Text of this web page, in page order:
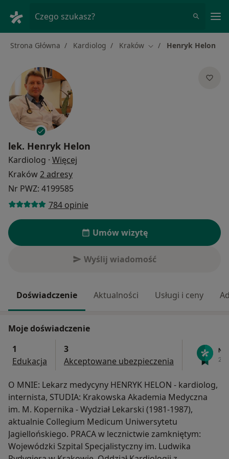
Czego szukasz?
Strona Główna Kardiolog Kraków Zmień miasto
Henryk Helon
lek. Henryk Helon
Kardiolog · Więcej
Kraków2 adresy
Nr PWZ: 4199585
784 opinie
Umów wizytę
Wyślij wiadomość
Doświadczenie Aktualności Usługi i ceny
Moje doświadczenie
1
Edukacja
3
Akceptowane ubezpieczenia
O MNIE: Lekarz medycyny HENRYK HELON - kardiolog,
internista, STUDIA: Krakowska Akademia Medyczna
im. M. Kopernika - Wydział Lekarski (1981-1987),
aktualnie Collegium Medicum Uniwersytetu
Jagiellońskiego. PRACA w lecznictwie zamkniętym:
Wojewódzki Szpital Specjalistyczny im. Ludwika